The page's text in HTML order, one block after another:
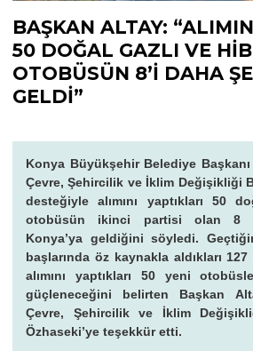
BAŞKAN ALTAY:
50 DOĞAL GAZLI VE
OTOBÜSÜN 8’İ DAHA
GELDİ”
Konya Büyükşehir Belediye
Çevre, Şehircilik ve İklim Değişikliği
desteğiyle alımını yaptıkları 50
otobüsün ikinci partisi olan 8
Konya’ya geldiğini söyledi.
başlarında öz kaynakla aldıkları
alımını yaptıkları 50 yeni
güçleneceğini belirten Başkan
Çevre, Şehircilik ve İklim
Özhaseki’ye teşekkür etti.